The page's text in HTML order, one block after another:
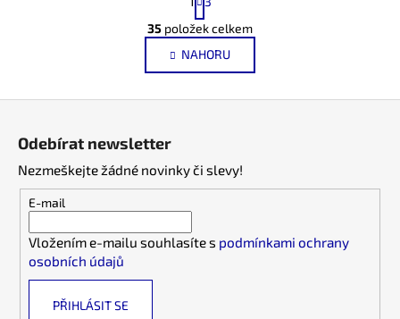
O
v
l
á
d
p
r
k
y
t
r
á
n
k
í
35 položek celkem
NAHORU
Odebírat newsletter
Nezmeškejte žádné novinky či slevy!
E-mail
Vložením e-mailu souhlasíte s podmínkami ochrany
osobních údajů
PŘIHLÁSIT SE